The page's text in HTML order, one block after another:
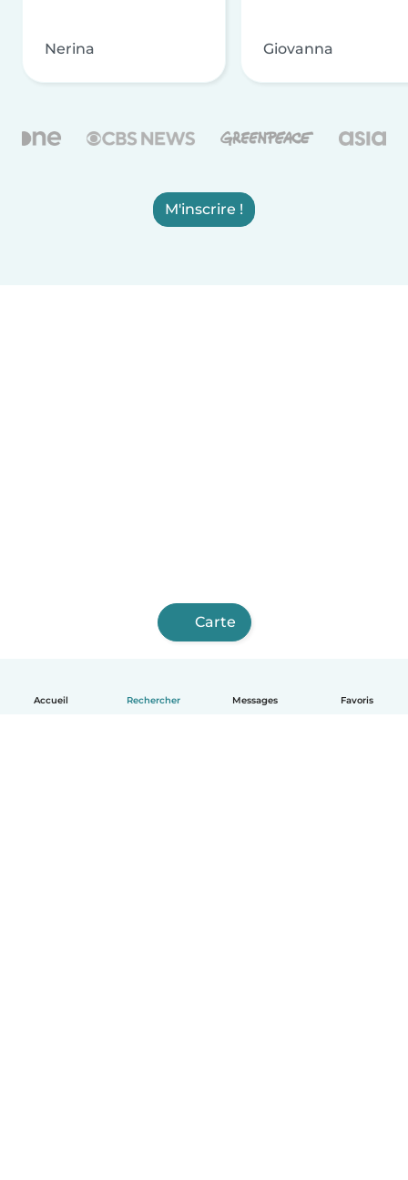
Accueil Rechercher Messages Favoris
Nerina Giovanna
M'inscrire !
Carte